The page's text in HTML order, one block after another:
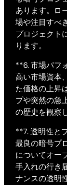
あります。ロ
場や注目すべ
プロジェクト
ります。
**6. 市場パフ
高い市場資本
た価格の上昇
プや突然の急
の歴史を観察
**7. 透明性と
最良の暗号プ
についてオー
手入れの行き
ナンスの透明